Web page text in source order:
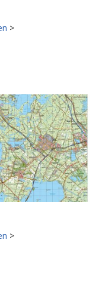
>
>